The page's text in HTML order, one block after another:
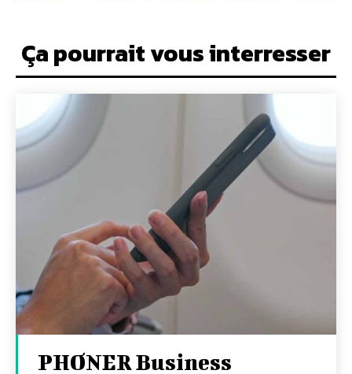
Ça pourrait vous interresser
PHONER Business